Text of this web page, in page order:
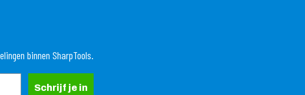
binnen SharpTools.
Schrijf je in